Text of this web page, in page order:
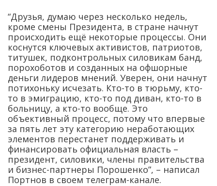
“Друзья, думаю через несколько недель,
кроме смены Президента, в стране начнут
происходить ещё некоторые процессы. Они
коснутся ключевых активистов, патриотов,
титушек, подконтрольных силовикам банд,
порохоботов и созданных на офшорные
деньги лидеров мнений. Уверен, они начнут
потихоньку исчезать. Кто-то в тюрьму, кто-
то в эмиграцию, кто-то под диван, кто-то в
больницу, а кто-то вообще. Это
объективный процесс, потому что впервые
за пять лет эту категорию неработающих
элементов перестанет поддерживать и
финансировать официальная власть –
президент, силовики, члены правительства
и бизнес-партнеры Порошенко”, – написал
Портнов в своем телеграм-канале.